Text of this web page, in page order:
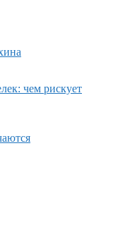
чем рискует